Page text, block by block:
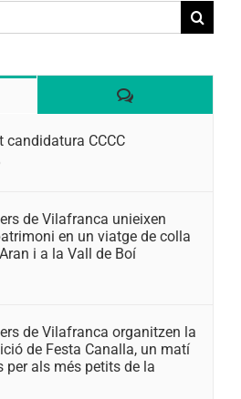
Comentaris
candidatura CCCC
de Vilafranca unieixen
en un viatge de colla
i a la Vall de Boí
de Vilafranca organitzen la
de Festa Canalla, un matí
per als més petits de la